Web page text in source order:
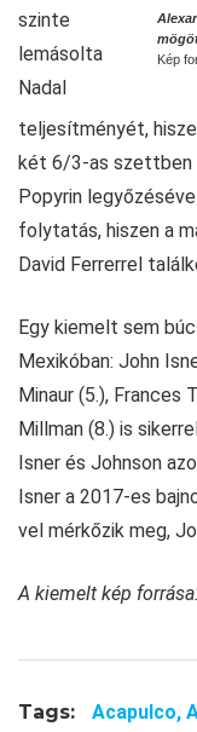
Kép
szinte
lemásolta
Nadal
teljesítményét,
két 6/3-as szettben
Popyrin
folytatás, hiszen a
David Ferrerrel
Egy kiemelt sem
Mexikóban: John
Minaur (5.), Frances
Millman (8.) is
Isner és Johnson
Isner a 2017-es
vel mérkőzik meg,
A kiemelt kép
Tags: Acapulco,